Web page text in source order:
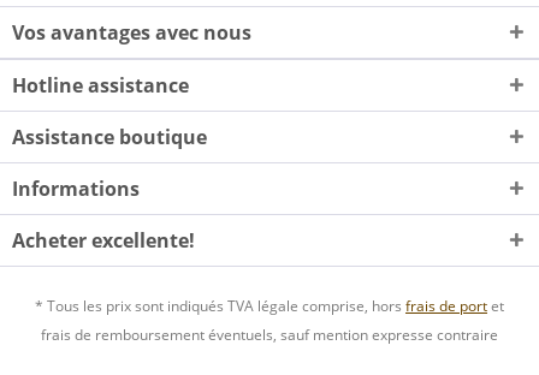
Vos avantages avec nous
Hotline assistance
Assistance boutique
Informations
Acheter excellente!
* Tous les prix sont indiqués TVA légale comprise, hors frais de portet
frais de remboursement éventuels, sauf mention expresse contraire